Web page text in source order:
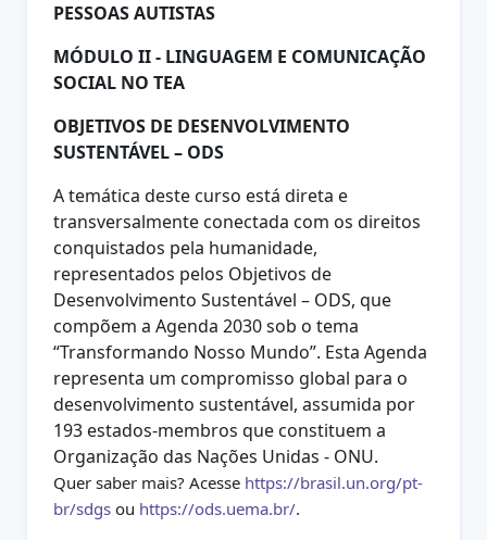
PESSOAS AUTISTAS
MÓDULO II - LINGUAGEM E COMUNICAÇÃO
SOCIAL NO TEA
OBJETIVOS DE DESENVOLVIMENTO
SUSTENTÁVEL – ODS
A temática deste curso está direta e
transversalmente conectada com os direitos
conquistados pela humanidade,
representados pelos Objetivos de
Desenvolvimento Sustentável – ODS, que
compõem a Agenda 2030 sob o tema
“Transformando Nosso Mundo”. Esta Agenda
representa um compromisso global para o
desenvolvimento sustentável, assumida por
193 estados-membros que constituem a
Organização das Nações Unidas - ONU.
Quer saber mais? Acesse https://brasil.un.org/pt-
br/sdgs ou https://ods.uema.br/.